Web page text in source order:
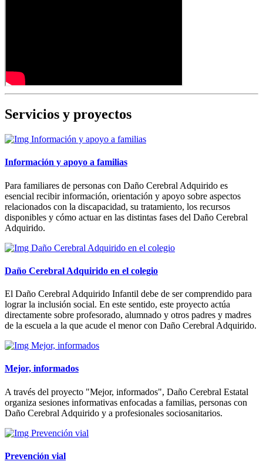
Servicios y proyectos
Información y apoyo a familias
Para familiares de personas con Daño Cerebral Adquirido es
esencial recibir información, orientación y apoyo sobre aspectos
relacionados con la discapacidad, su tratamiento, los recursos
disponibles y cómo actuar en las distintas fases del Daño Cerebral
Adquirido.
Daño Cerebral Adquirido en el colegio
El Daño Cerebral Adquirido Infantil debe de ser comprendido para
lograr la inclusión social. En este sentido, este proyecto actúa
directamente sobre profesorado, alumnado y otros padres y madres
de la escuela a la que acude el menor con Daño Cerebral Adquirido.
Mejor, informados
A través del proyecto "Mejor, informados", Daño Cerebral Estatal
organiza sesiones informativas enfocadas a familias, personas con
Daño Cerebral Adquirido y a profesionales sociosanitarios.
Prevención vial